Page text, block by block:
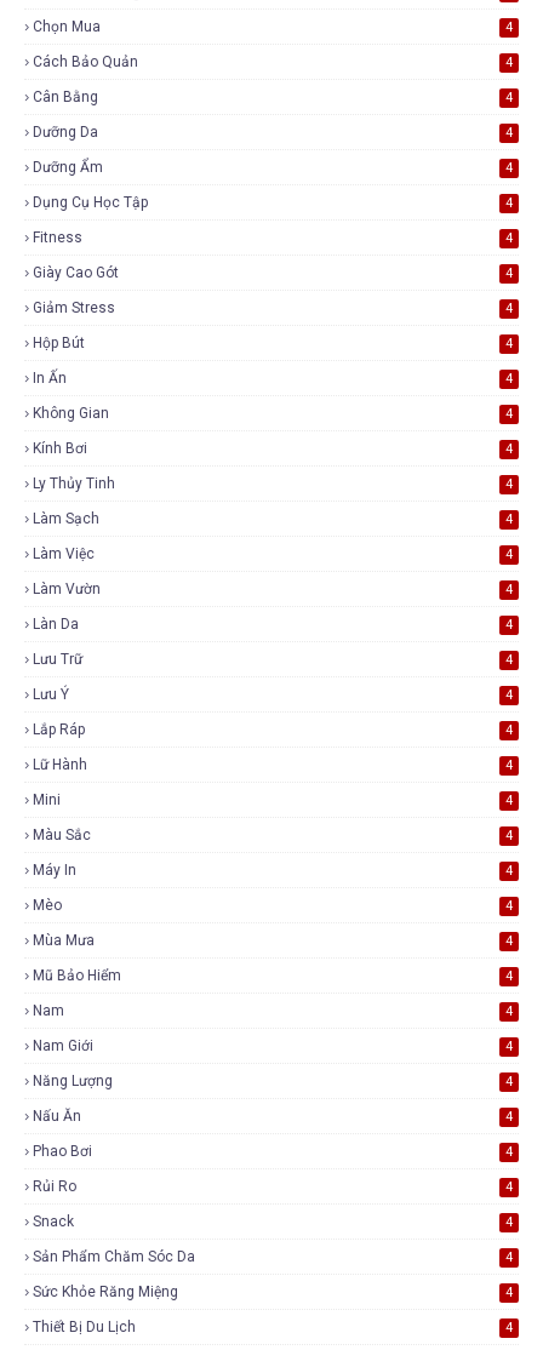
Chọn Mua 4
Cách Bảo Quản 4
Cân Bằng 4
Dưỡng Da 4
Dưỡng Ẩm 4
Dụng Cụ Học Tập 4
Fitness 4
Giày Cao Gót 4
Giảm Stress 4
Hộp Bút 4
In Ấn 4
Không Gian 4
Kính Bơi 4
Ly Thủy Tinh 4
Làm Sạch 4
Làm Việc 4
Làm Vườn 4
Làn Da 4
Lưu Trữ 4
Lưu Ý 4
Lắp Ráp 4
Lữ Hành 4
Mini 4
Màu Sắc 4
Máy In 4
Mèo 4
Mùa Mưa 4
Mũ Bảo Hiểm 4
Nam 4
Nam Giới 4
Năng Lượng 4
Nấu Ăn 4
Phao Bơi 4
Rủi Ro 4
Snack 4
Sản Phẩm Chăm Sóc Da 4
Sức Khỏe Răng Miệng 4
Thiết Bị Du Lịch 4